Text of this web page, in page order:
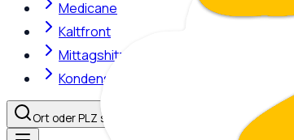
Medicane
Kaltfront
Mittagshitze
Kondensstreifen
Ort oder PLZ suchen…